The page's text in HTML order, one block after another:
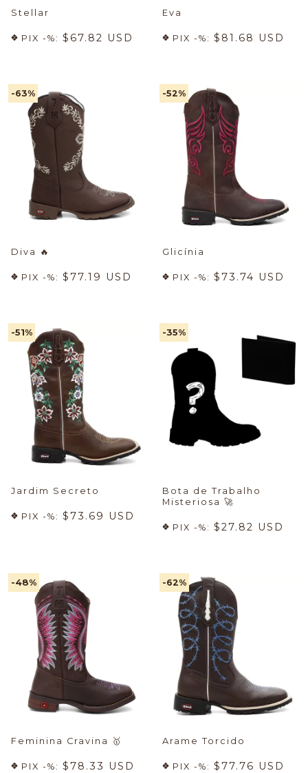
Stellar
PIX -%: $67.82 USD
Eva
PIX -%: $81.68 USD
-63%
Diva 🔥
PIX -%: $77.19 USD
-52%
Glicínia
PIX -%: $73.74 USD
-51%
Jardim Secreto
PIX -%: $73.69 USD
-35%
Bota de Trabalho
Misteriosa 🚀
PIX -%: $27.82 USD
-48%
Feminina Cravina 🥇
PIX -%: $78.33 USD
-62%
Arame Torcido
PIX -%: $77.76 USD